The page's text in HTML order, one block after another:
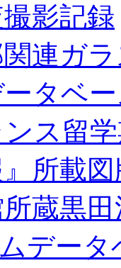
影記録
連ガ
タベ
ス留
』所載
蔵黒
データ